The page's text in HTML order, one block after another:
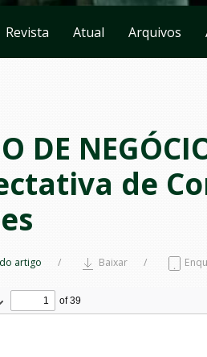
Revista Atual Arquivos
DE
de
artigo Baixar